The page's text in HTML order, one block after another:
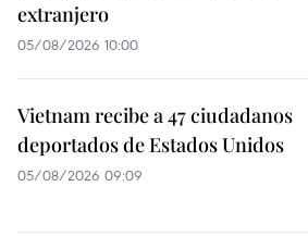
extranjero
05/08/2026 10:00
Vietnam recibe a 47 ciudadanos
deportados de Estados Unidos
05/08/2026 09:09